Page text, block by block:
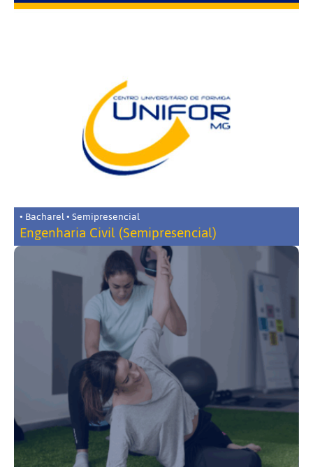
• Bacharel • Semipresencial
Engenharia Civil (Semipresencial)